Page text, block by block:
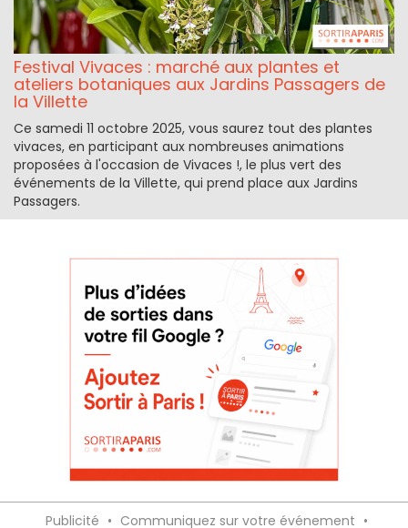
Festival Vivaces : marché aux plantes et
ateliers botaniques aux Jardins Passagers de
la Villette
Ce samedi 11 octobre 2025, vous saurez tout des plantes
vivaces, en participant aux nombreuses animations
proposées à l'occasion de Vivaces !, le plus vert des
événements de la Villette, qui prend place aux Jardins
Passagers.
Publicité • Communiquez sur votre événement •